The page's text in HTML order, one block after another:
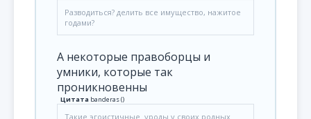
Разводиться? делить все имущество, нажитое
годами?
А некоторые правоборцы и
умники, которые так
проникновенны
Цитата banderas()
Такие эгоистичные уроды у своих родных